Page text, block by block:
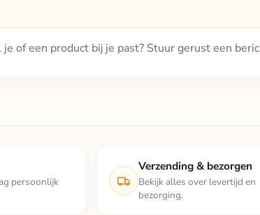
of een product bij je past? Stuur gerust een
persoonlijk
Verzending & bezorgen
Bekijk alles over levertijd en
bezorging.